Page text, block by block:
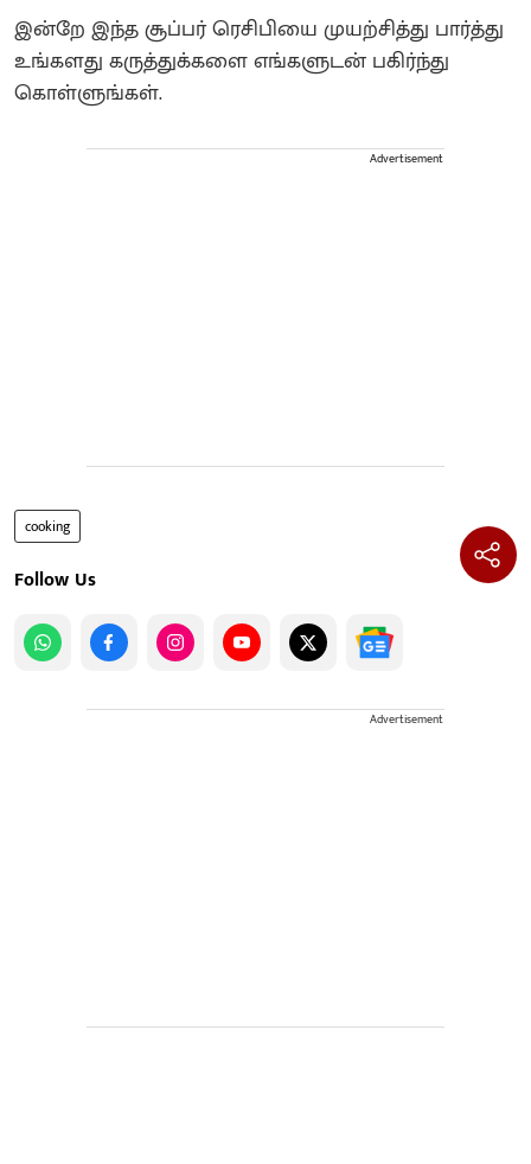
இன்றே இந்த சூப்பர் ரெசிபியை முயற்சித்து பார்த்து
உங்களது கருத்துக்களை எங்களுடன் பகிர்ந்து
கொள்ளுங்கள்.
Advertisement
cooking
Follow Us
Advertisement